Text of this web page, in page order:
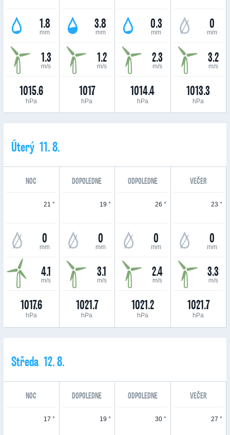
1.8
mm
1.3
m/s
1015.6
hPa
3.8
mm
1.2
m/s
1017
hPa
0.3
mm
2.3
m/s
1014.4
hPa
0
mm
3.2
m/s
1013.3
hPa
Úterý 11. 8.
NOC DOPOLEDNE ODPOLEDNE VEČER
21 °
0
mm
4.1
m/s
1017.6
hPa
19 °
0
mm
3.1
m/s
1021.7
hPa
26 °
0
mm
2.4
m/s
1021.2
hPa
23 °
0
mm
3.3
m/s
1021.7
hPa
Středa 12. 8.
NOC DOPOLEDNE ODPOLEDNE VEČER
17 ° 19 ° 30 ° 27 °